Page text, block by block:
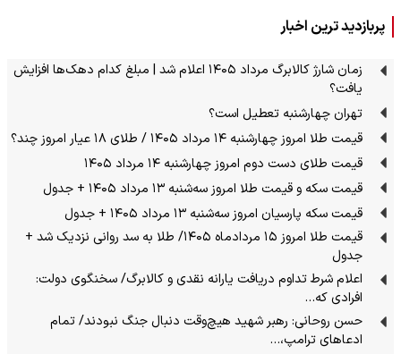
پربازدید ترین اخبار
زمان شارژ کالابرگ مرداد ۱۴۰۵ اعلام شد | مبلغ کدام دهک‌ها افزایش
یافت؟
تهران چهارشنبه تعطیل است؟
قیمت طلا امروز چهارشنبه ۱۴ مرداد ۱۴۰۵ / طلای ۱۸ عیار امروز چند؟
قیمت طلای دست دوم امروز چهارشنبه ۱۴ مرداد ۱۴۰۵
قیمت سکه و قیمت طلا امروز سه‌شنبه ۱۳ مرداد ۱۴۰۵ + جدول
قیمت سکه پارسیان امروز سه‌شنبه ۱۳ مرداد ۱۴۰۵ + جدول
قیمت طلا امروز ۱۵ مردادماه ۱۴۰۵/ طلا به سد روانی نزدیک شد +
جدول
اعلام شرط تداوم دریافت یارانه نقدی و کالابرگ/ سخنگوی دولت:
افرادی که…
حسن روحانی: رهبر شهید هیچ‌وقت دنبال جنگ نبودند/ تمام
ادعاهای ترامپ،…